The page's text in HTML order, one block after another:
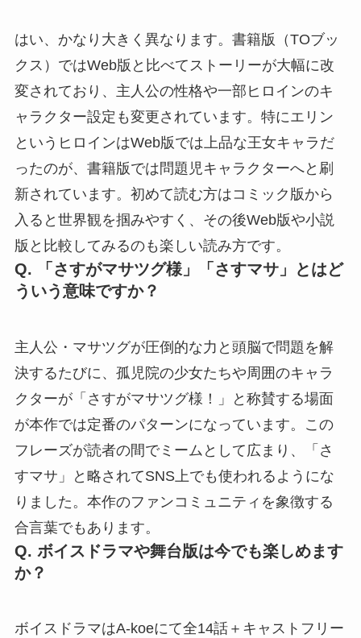
はい、かなり大きく異なります。書籍版（TOブッ
クス）ではWeb版と比べてストーリーが大幅に改
変されており、主人公の性格や一部ヒロインのキ
ャラクター設定も変更されています。特にエリン
というヒロインはWeb版では上品な王女キャラだ
ったのが、書籍版では問題児キャラクターへと刷
新されています。初めて読む方はコミック版から
入ると世界観を掴みやすく、その後Web版や小説
版と比較してみるのも楽しい読み方です。
Q. 「さすがマサツグ様」「さすマサ」とはど
ういう意味ですか？
主人公・マサツグが圧倒的な力と頭脳で問題を解
決するたびに、孤児院の少女たちや周囲のキャラ
クターが「さすがマサツグ様！」と称賛する場面
が本作では定番のパターンになっています。この
フレーズが読者の間でミームとして広まり、「さ
すマサ」と略されてSNS上でも使われるようにな
りました。本作のファンコミュニティを象徴する
合言葉でもあります。
Q. ボイスドラマや舞台版は今でも楽しめます
か？
ボイスドラマはA-koeにて全14話＋キャストフリー